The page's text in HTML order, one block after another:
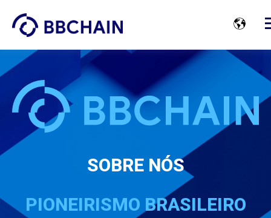
SOBRE NÓS
PIONEIRISMO BRASILEIRO